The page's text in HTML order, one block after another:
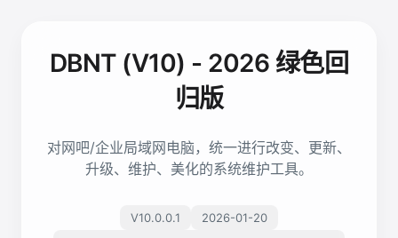
DBNT (V10) - 2026 绿色回
归版
对网吧/企业局域网电脑，统一进行改变、更新、
升级、维护、美化的系统维护工具。
V10.0.0.1
2026-01-20